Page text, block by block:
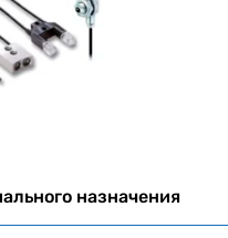
назначения